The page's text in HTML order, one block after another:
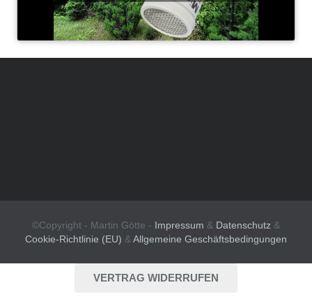
©Copyright - Martin Götte - Impressum & Datenschutz &
Cookie-Richtlinie (EU) & Allgemeine Geschäftsbedingungen
VERTRAG WIDERRUFEN